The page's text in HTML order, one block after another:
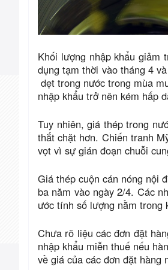
Khối lượng nhập khẩu giảm
dụng tạm thời vào tháng 4
dẹt trong nước trong mùa
nhập khẩu trở nên kém hấp
Tuy nhiên, giá thép trong
thắt chặt hơn. Chiến tranh
vọt vì sự gián đoạn chuỗi
Giá thép cuộn cán nóng nội
ba năm vào ngày 2/4. Các
ước tính số lượng nằm trong
Chưa rõ liệu các đơn đặt
nhập khẩu miễn thuế nếu
về giá của các đơn đặt hàng